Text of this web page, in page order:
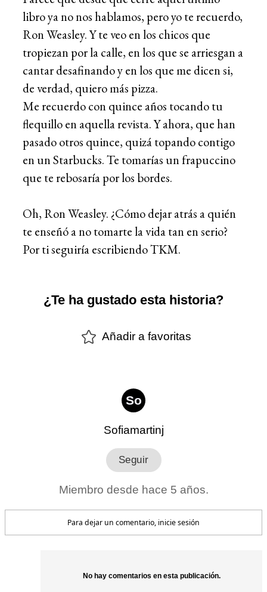
libro ya no nos hablamos, pero yo te recuerdo,
Ron Weasley. Y te veo en los chicos que
tropiezan por la calle, en los que se arriesgan a
cantar desafinando y en los que me dicen si,
de verdad, quiero más pizza.
Me recuerdo con quince años tocando tu
flequillo en aquella revista. Y ahora, que han
pasado otros quince, quizá topando contigo
en un Starbucks. Te tomarías un frapuccino
que te rebosaría por los bordes.
Oh, Ron Weasley. ¿Cómo dejar atrás a quién
te enseñó a no tomarte la vida tan en serio?
Por ti seguiría escribiendo TKM.
¿Te ha gustado esta historia?
Añadir a favoritas
So
Sofiamartinj
Miembro desde hace 5 años.
Para dejar un comentario, inicie sesión
No hay comentarios en esta publicación.